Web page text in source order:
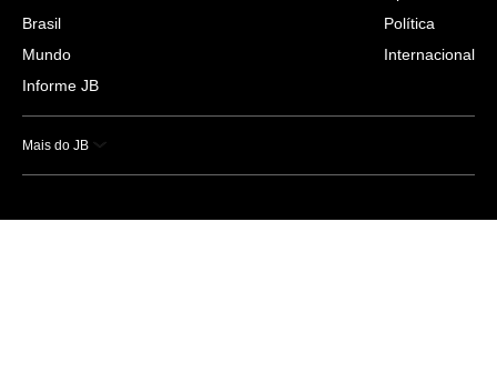
Brasil
Mundo
Informe JB
Política
Internacional
Mais do JB
Esportes